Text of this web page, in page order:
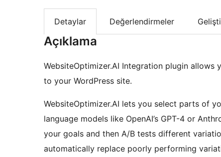
Detaylar Değerlendirmeler
Açıklama
WebsiteOptimizer.AI Integration plugin allows
to your WordPress site.
WebsiteOptimizer.AI lets you select parts of
language models like OpenAI’s GPT-4 or
your goals and then A/B tests different
automatically replace poorly performing